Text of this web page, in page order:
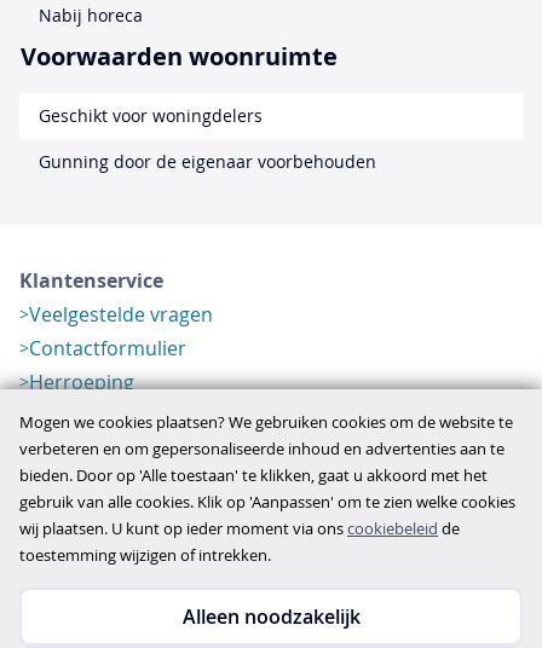
Nabij horeca
Voorwaarden woonruimte
Geschikt voor woningdelers
Gunning door de eigenaar voorbehouden
Klantenservice
Veelgestelde vragen
Contactformulier
Herroeping
Over ons
Bedrijfsgegevens
Werkwijze
Overzichten
Verlopen aanbod
Copyright © 2026
Mogen we cookies plaatsen? We gebruiken cookies om de website te
verbeteren en om gepersonaliseerde inhoud en advertenties aan te
bieden. Door op 'Alle toestaan' te klikken, gaat u akkoord met het
gebruik van alle cookies. Klik op 'Aanpassen' om te zien welke cookies
wij plaatsen. U kunt op ieder moment via onscookiebeleid de
toestemming wijzigen of intrekken.
Alleen noodzakelijk